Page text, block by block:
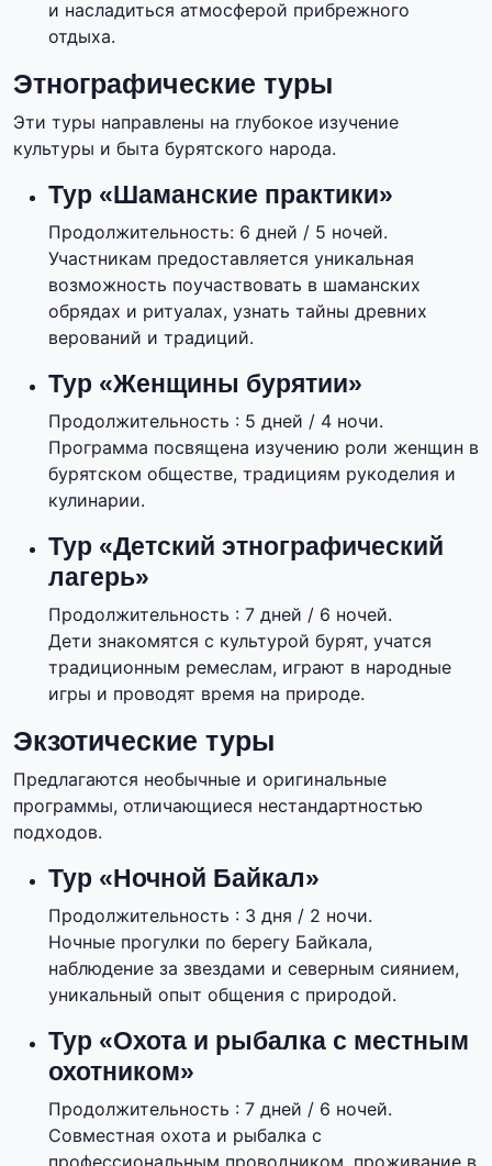
и насладиться атмосферой прибрежного
отдыха.
Этнографические туры
Эти туры направлены на глубокое изучение
культуры и быта бурятского народа.
Тур «Шаманские практики»
Продолжительность: 6 дней / 5 ночей.
Участникам предоставляется уникальная
возможность поучаствовать в шаманских
обрядах и ритуалах, узнать тайны древних
верований и традиций.
Тур «Женщины бурятии»
Продолжительность : 5 дней / 4 ночи.
Программа посвящена изучению роли женщин в
бурятском обществе, традициям рукоделия и
кулинарии.
Тур «Детский этнографический
лагерь»
Продолжительность : 7 дней / 6 ночей.
Дети знакомятся с культурой бурят, учатся
традиционным ремеслам, играют в народные
игры и проводят время на природе.
Экзотические туры
Предлагаются необычные и оригинальные
программы, отличающиеся нестандартностью
подходов.
Тур «Ночной Байкал»
Продолжительность : 3 дня / 2 ночи.
Ночные прогулки по берегу Байкала,
наблюдение за звездами и северным сиянием,
уникальный опыт общения с природой.
Тур «Охота и рыбалка с местным
охотником»
Продолжительность : 7 дней / 6 ночей.
Совместная охота и рыбалка с